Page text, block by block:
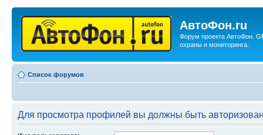
АвтоФон.ru
Форум проекта АвтоФон.
охраны и мониторинга.
Список форумов
Для просмотра профилей вы должны быть